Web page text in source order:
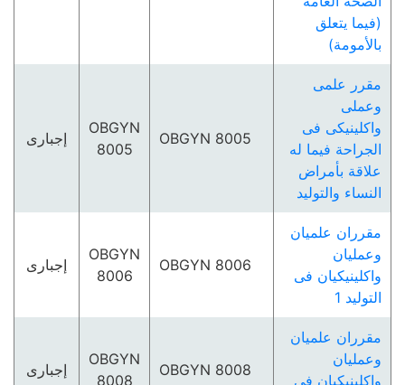
(فيما يتعلق
بالأمومة)
مقرر علمى
وعملى
واكلينيكى فى
الجراحة فيما له
علاقة بأمراض
النساء والتوليد
OBGYN 8005
OBGYN
8005
إجبارى
مقرران علميان
وعمليان
واكلينيكيان فى
التوليد 1
OBGYN 8006
OBGYN
8006
إجبارى
مقرران علميان
وعمليان
واكلينيكيان فى
OBGYN 8008
OBGYN
8008
إجبارى